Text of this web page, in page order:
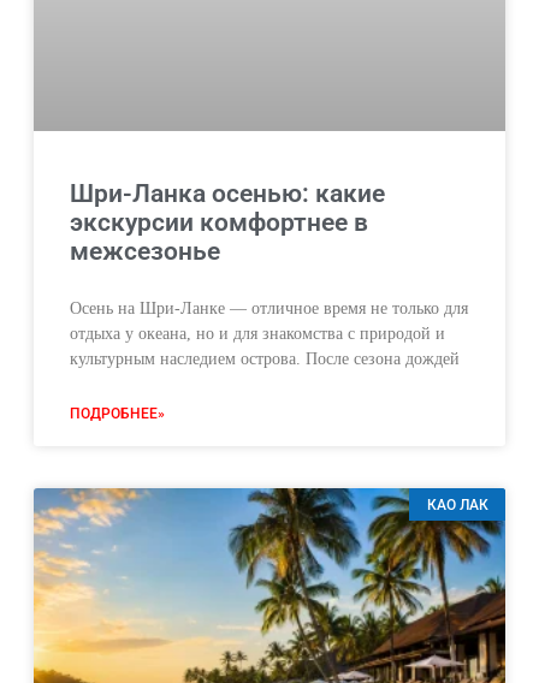
Шри-Ланка осенью: какие
экскурсии комфортнее в
межсезонье
Осень на Шри-Ланке — отличное время не только для
отдыха у океана, но и для знакомства с природой и
культурным наследием острова. После сезона дождей
ПОДРОБНЕЕ»
КАО ЛАК